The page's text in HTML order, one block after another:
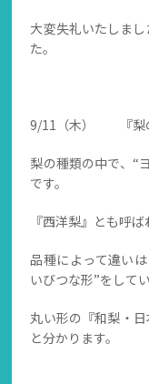
大変失礼いたしま
た。
9/11（木） 『梨
梨の種類の中で、“
です。
『西洋梨』とも呼ば
品種によって違い
いびつな形”をしてい
丸い形の『和梨・
と分かります。